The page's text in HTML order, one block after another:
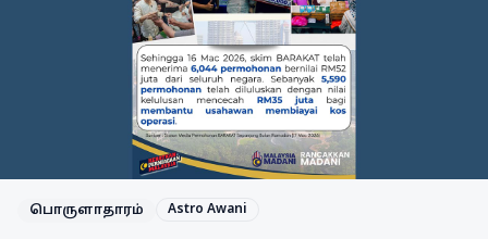
பொருளாதாரம் Astro Awani